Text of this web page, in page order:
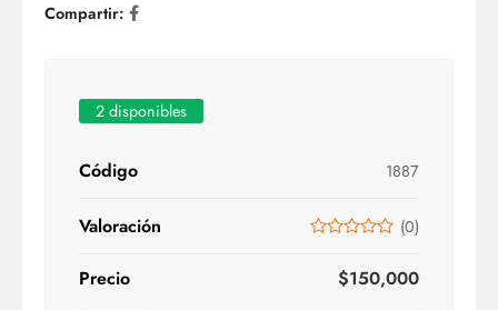
Compartir:
2 disponibles
Código 1887
Valoración (0)
Precio $150,000